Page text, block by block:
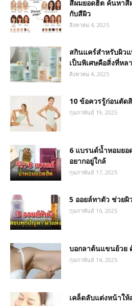
สีผมยอดฮิต ค้นหาสี
กับสีผิว
สิงหาคม 4, 2025
สกินแคร์สำหรับผิว
เป็นพิเศษคือสิ่งที่หล
สิงหาคม 4, 2025
10 ข้อควรรู้ก่อนตัด
กุมภาพันธ์ 19, 2025
6 แบรนด์น้ำหอมย
อยากอยู่ใกล้
กุมภาพันธ์ 17, 2025
5 ออยล์ทาตัว ช่วย
กุมภาพันธ์ 16, 2025
บอกลาต้นแขนย้วย
กุมภาพันธ์ 14, 2025
เคล็ดลับแต่งหน้าใ